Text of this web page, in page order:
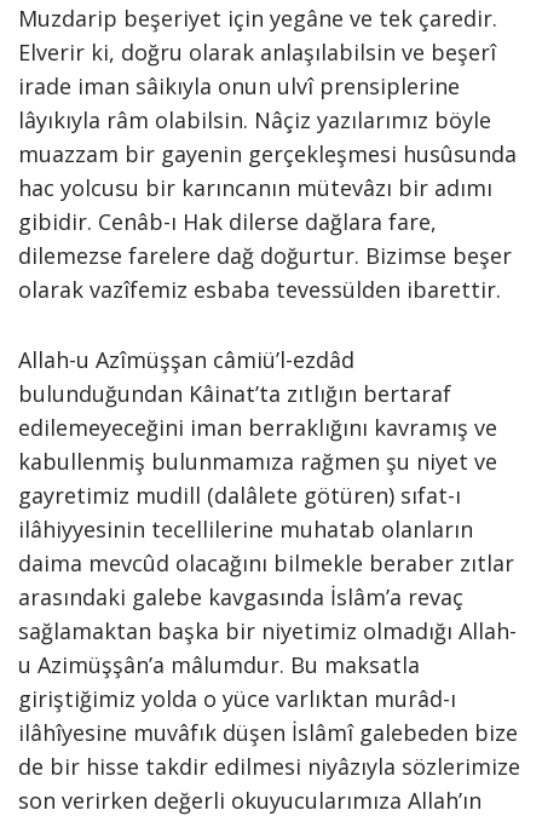
Muzdarip beşeriyet için yegâne ve tek çaredir.
Elverir ki, doğru olarak anlaşılabilsin ve beşerî
irade iman sâikıyla onun ulvî prensiplerine
lâyıkıyla râm olabilsin. Nâçiz yazılarımız böyle
muazzam bir gayenin gerçekleşmesi husûsunda
hac yolcusu bir karıncanın mütevâzı bir adımı
gibidir. Cenâb-ı Hak dilerse dağlara fare,
dilemezse farelere dağ doğurtur. Bizimse beşer
olarak vazîfemiz esbaba tevessülden ibarettir.
Allah-u Azîmüşşan câmiü’l-ezdâd
bulunduğundan Kâinat’ta zıtlığın bertaraf
edilemeyeceğini iman berraklığını kavramış ve
kabullenmiş bulunmamıza rağmen şu niyet ve
gayretimiz mudill (dalâlete götüren) sıfat-ı
ilâhiyyesinin tecellilerine muhatab olanların
daima mevcûd olacağını bilmekle beraber zıtlar
arasındaki galebe kavgasında İslâm’a revaç
sağlamaktan başka bir niyetimiz olmadığı Allah-
u Azimüşşân’a mâlumdur. Bu maksatla
giriştiğimiz yolda o yüce varlıktan murâd-ı
ilâhîyesine muvâfık düşen İslâmî galebeden bize
de bir hisse takdir edilmesi niyâzıyla sözlerimize
son verirken değerli okuyucularımıza Allah’ın